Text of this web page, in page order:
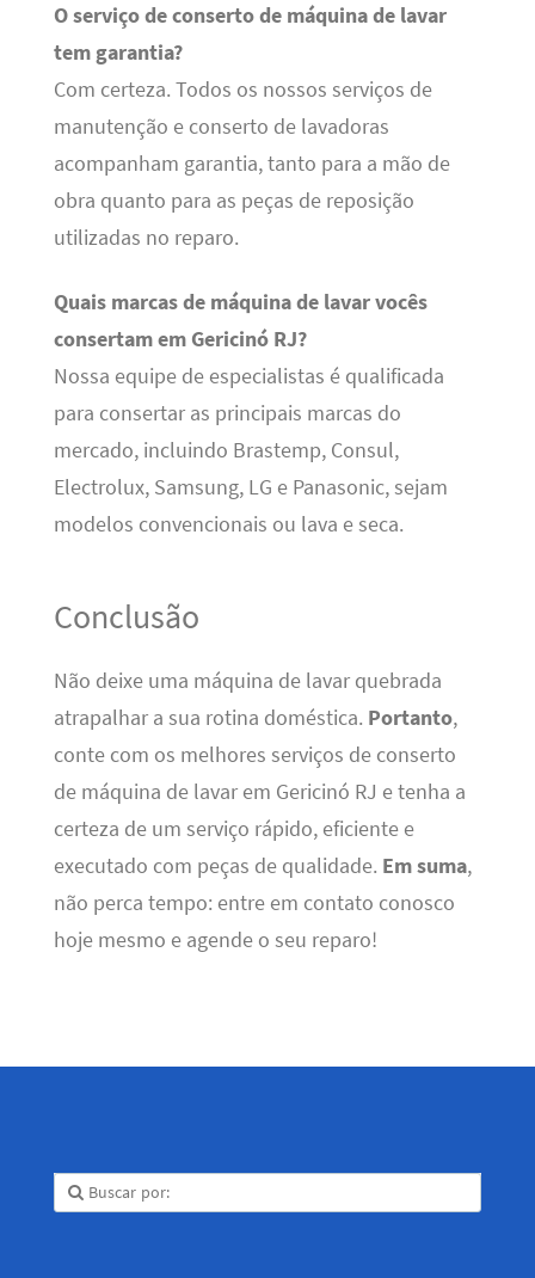
O serviço de conserto de máquina de lavar
tem garantia?
Com certeza. Todos os nossos serviços de
manutenção e conserto de lavadoras
acompanham garantia, tanto para a mão de
obra quanto para as peças de reposição
utilizadas no reparo.
Quais marcas de máquina de lavar vocês
consertam em Gericinó RJ?
Nossa equipe de especialistas é qualificada
para consertar as principais marcas do
mercado, incluindo Brastemp, Consul,
Electrolux, Samsung, LG e Panasonic, sejam
modelos convencionais ou lava e seca.
Conclusão
Não deixe uma máquina de lavar quebrada
atrapalhar a sua rotina doméstica. Portanto,
conte com os melhores serviços de conserto
de máquina de lavar em Gericinó RJ e tenha a
certeza de um serviço rápido, eficiente e
executado com peças de qualidade. Em suma,
não perca tempo: entre em contato conosco
hoje mesmo e agende o seu reparo!